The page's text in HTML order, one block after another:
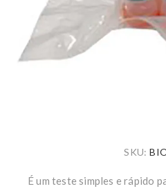
SKU:
É um teste simples e rápido